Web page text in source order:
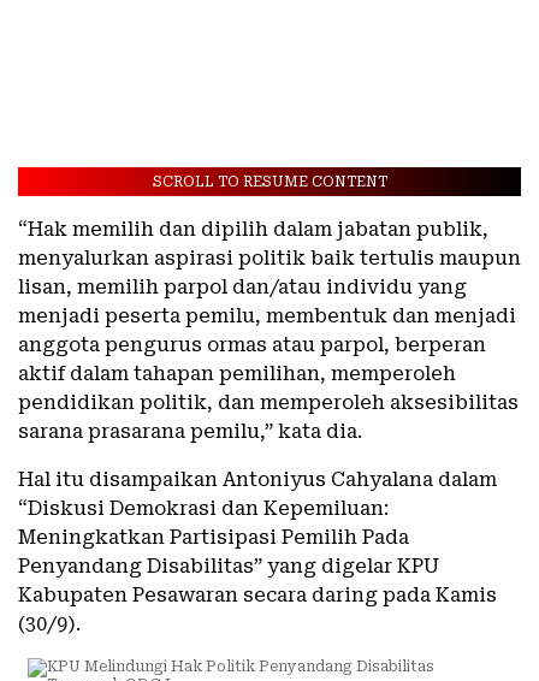
SCROLL TO RESUME CONTENT
“Hak memilih dan dipilih dalam jabatan publik,
menyalurkan aspirasi politik baik tertulis maupun
lisan, memilih parpol dan/atau individu yang
menjadi peserta pemilu, membentuk dan menjadi
anggota pengurus ormas atau parpol, berperan
aktif dalam tahapan pemilihan, memperoleh
pendidikan politik, dan memperoleh aksesibilitas
sarana prasarana pemilu,” kata dia.
Hal itu disampaikan Antoniyus Cahyalana dalam
“Diskusi Demokrasi dan Kepemiluan:
Meningkatkan Partisipasi Pemilih Pada
Penyandang Disabilitas” yang digelar KPU
Kabupaten Pesawaran secara daring pada Kamis
(30/9).